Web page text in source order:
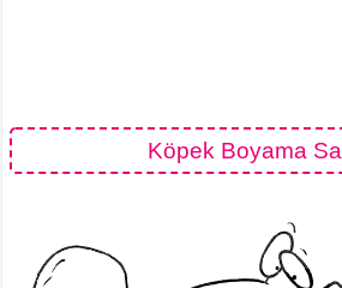
Köpek Boyama